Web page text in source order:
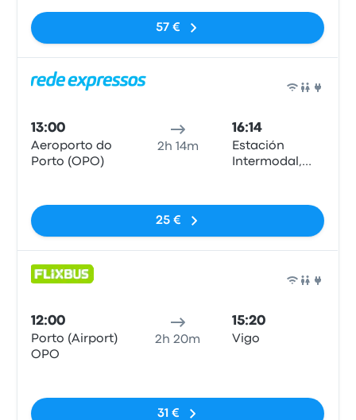
57 €
13:00
Aeroporto do
Porto (OPO)
2h 14m
16:14
Estación
Intermodal,
25 €
12:00
Porto (Airport)
OPO
2h 20m
15:20
Vigo
31 €